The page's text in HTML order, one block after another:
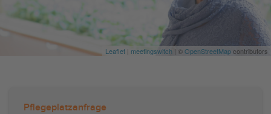
Leaflet | meetingswitch | ©OpenStreetMapcontributors
Pflegeplatzanfrage